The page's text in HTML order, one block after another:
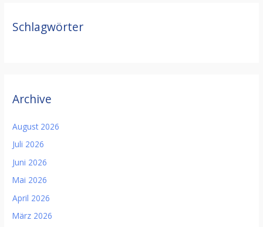
Schlagwörter
Archive
August 2026
Juli 2026
Juni 2026
Mai 2026
April 2026
März 2026